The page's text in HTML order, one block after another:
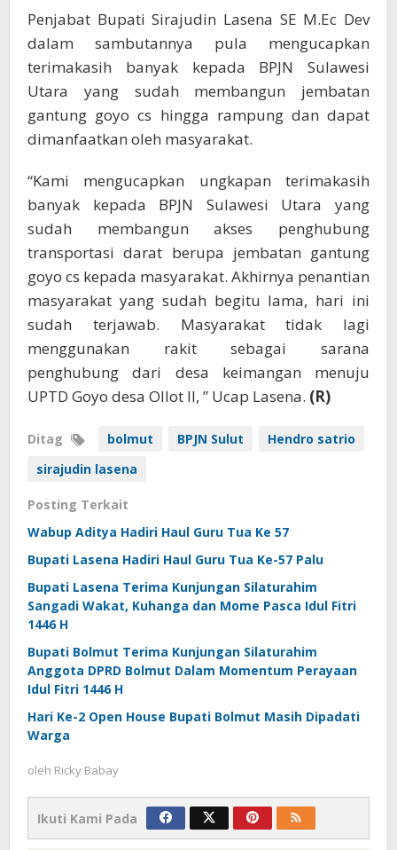
Penjabat Bupati Sirajudin Lasena SE M.Ec Dev
dalam sambutannya pula mengucapkan
terimakasih banyak kepada BPJN Sulawesi
Utara yang sudah membangun jembatan
gantung goyo cs hingga rampung dan dapat
dimanfaatkan oleh masyarakat.
“Kami mengucapkan ungkapan terimakasih
banyak kepada BPJN Sulawesi Utara yang
sudah membangun akses penghubung
transportasi darat berupa jembatan gantung
goyo cs kepada masyarakat. Akhirnya penantian
masyarakat yang sudah begitu lama, hari ini
sudah terjawab. Masyarakat tidak lagi
menggunakan rakit sebagai sarana
penghubung dari desa keimangan menuju
UPTD Goyo desa Ollot II, ” Ucap Lasena. (R)
Ditag bolmut BPJN Sulut
Hendro satrio
sirajudin lasena
Posting Terkait
Wabup Aditya Hadiri Haul Guru Tua Ke 57
Bupati Lasena Hadiri Haul Guru Tua Ke-57 Palu
Bupati Lasena Terima Kunjungan Silaturahim
Sangadi Wakat, Kuhanga dan Mome Pasca Idul Fitri
1446 H
Bupati Bolmut Terima Kunjungan Silaturahim
Anggota DPRD Bolmut Dalam Momentum Perayaan
Idul Fitri 1446 H
Hari Ke-2 Open House Bupati Bolmut Masih Dipadati
Warga
oleh Ricky Babay
Ikuti Kami Pada